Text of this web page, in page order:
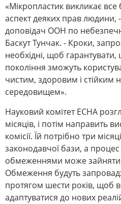
«Мікропластик викликає все
аспект деяких прав людини,
доповідач ООН по
Баскут Тунчак. - Кроки,
необхідні, щоб
покоління зможуть
чистим, здоровим і стійким
середовищем».
Науковий комітет ECHA
місяців, і потім направить
комісії. Їй потрібно три
законодавчої бази, а
обмеженнями може зайняти
Обмеження будуть
протягом шести років, щоб
адаптуватися до нових